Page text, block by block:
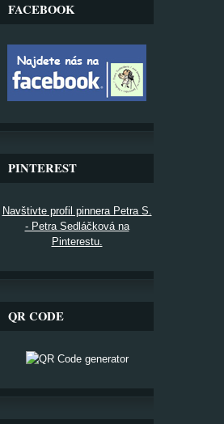
FACEBOOK
PINTEREST
Navštivte profil pinnera Petra S.
- Petra Sedláčková na
Pinterestu.
QR CODE